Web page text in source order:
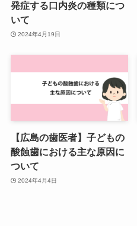
発症する口内炎の種類につ
いて
2024年4月19日
【広島の歯医者】子どもの
酸蝕歯における主な原因に
ついて
2024年4月4日